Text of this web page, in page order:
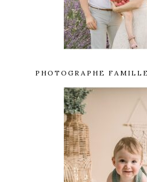
PHOTOGRAPHE